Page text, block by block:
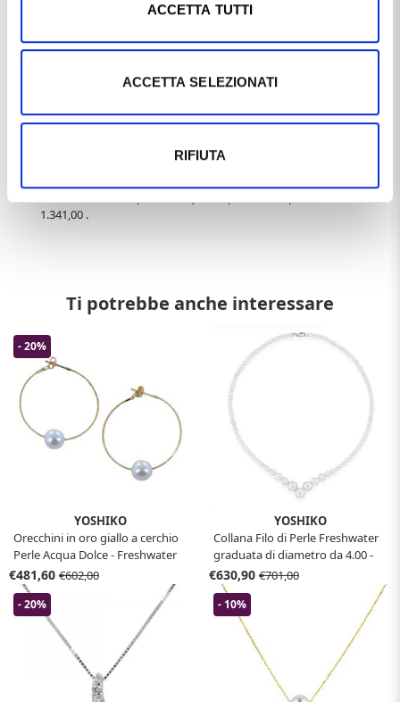
ACCETTA TUTTI
ACCETTA SELEZIONATI
RIFIUTA
Questo articolo dal nomeCOLLANA CON PERLA AKOYA
GIAPPONESE 8.50-9.00 MM E DIAMANTE IN ORO ROSA,
YOSHIKO, che trovi nella categoria
, e più precisamente nella sottocategoria
1.341,00 .
Ti potrebbe anche interessare
- 20%
YOSHIKO
Orecchini in oro giallo a cerchio
Perle Acqua Dolce - Freshwater
8.00 - 8.50 mm
€481,60 €602,00
YOSHIKO
Collana Filo di Perle Freshwater
graduata di diametro da 4.00 -
8.00 mm
€630,90 €701,00
- 20% - 10%